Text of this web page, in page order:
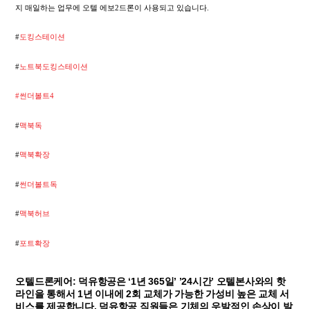
지 매일하는 업무에 오텔 에보2드론이 사용되고 있습니다.
#도킹스테이션
#노트북도킹스테이션
#썬더볼트4
#맥북독
#맥북확장
#썬더볼트독
#맥북허브
#포트확장
오텔드론케어: 덕유항공은 ‘1년 365일’ ’24시간’ 오텔본사와의 핫
라인을 통해서 1년 이내에 2회 교체가 가능한 가성비 높은 교체 서
비스를 제공합니다. 덕유항공 직원들은 기체의 우발적인 손상이 발